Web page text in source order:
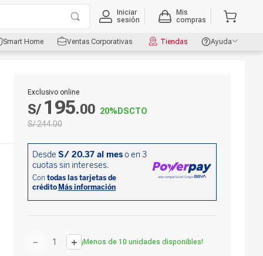
Iniciar
sesión
Mis
compras
Smart Home Ventas Corporativas Tiendas
Ayuda
Exclusivo online
S/ 195.00 20% DSCTO
S/244.00
＋
－ ¡Menos de 10 unidades disponibles!